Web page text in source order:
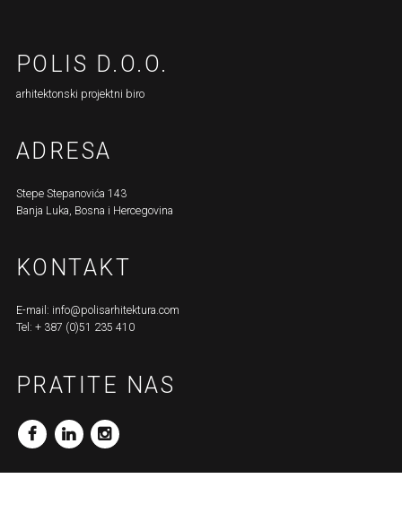
POLIS D.O.O.
arhitektonski projektni biro
ADRESA
Stepe Stepanovića 143
Banja Luka, Bosna i Hercegovina
KONTAKT
E-mail: info@polisarhitektura.com
Tel: + 387 (0)51 235 410
PRATITE NAS
_FB _LN _INS